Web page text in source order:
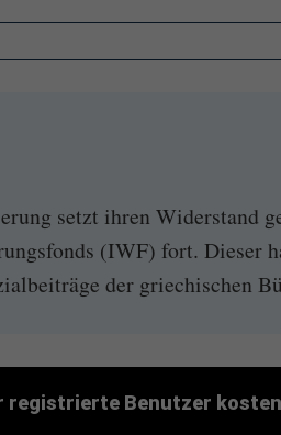
setzt ihren Widerstand
(IWF) fort. Dieser
der griechischen
registrierte Benutzer